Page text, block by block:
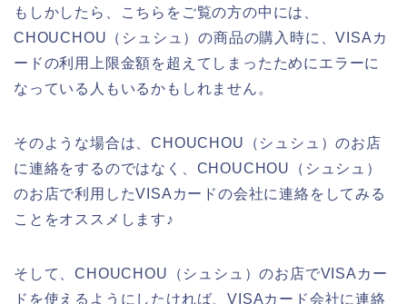
もしかしたら、こちらをご覧の方の中には、
CHOUCHOU（シュシュ）の商品の購入時に、VISAカ
ードの利用上限金額を超えてしまったためにエラーに
なっている人もいるかもしれません。
そのような場合は、CHOUCHOU（シュシュ）のお店
に連絡をするのではなく、CHOUCHOU（シュシュ）
のお店で利用したVISAカードの会社に連絡をしてみる
ことをオススメします♪
そして、CHOUCHOU（シュシュ）のお店でVISAカー
ドを使えるようにしたければ、VISAカード会社に連絡